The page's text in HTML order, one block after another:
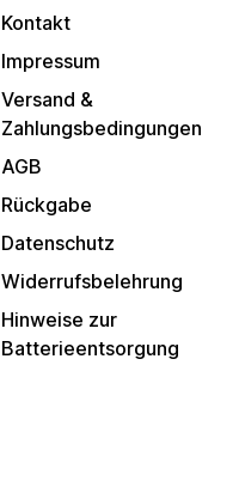
Kontakt
Impressum
Versand &
Zahlungsbedingungen
AGB
Rückgabe
Datenschutz
Widerrufsbelehrung
Hinweise zur
Batterieentsorgung